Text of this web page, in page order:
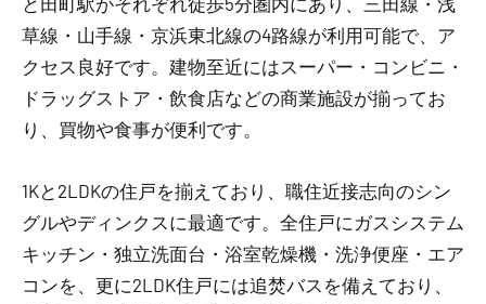
草線・山手線・京浜東北線の4路線が利用可能で、ア
クセス良好です。建物至近にはスーパー・コンビニ・
ドラッグストア・飲食店などの商業施設が揃ってお
り、買物や食事が便利です。
1Kと2LDKの住戸を揃えており、職住近接志向のシン
グルやディンクスに最適です。全住戸にガスシステム
キッチン・独立洗面台・浴室乾燥機・洗浄便座・エア
コンを、更に2LDK住戸には追焚バスを備えており、